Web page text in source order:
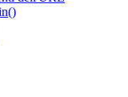
in questa